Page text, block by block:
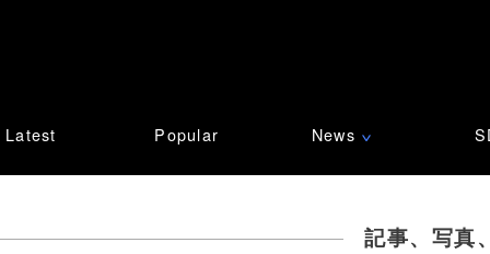
Latest Popular News ∨
記事、写真